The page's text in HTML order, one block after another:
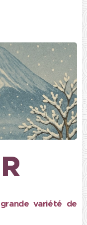
variété de